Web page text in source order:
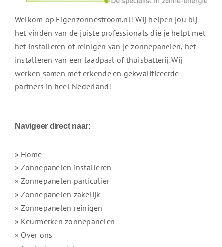
Welkom op Eigenzonnestroom.nl! Wij helpen jou bij
het vinden van de juiste professionals die je helpt met
het installeren of reinigen van je zonnepanelen, het
installeren van een laadpaal of thuisbatterij. Wij
werken samen met erkende en gekwalificeerde
partners in heel Nederland!
Navigeer direct naar:
» Home
» Zonnepanelen installeren
» Zonnepanelen particulier
» Zonnepanelen zakelijk
» Zonnepanelen reinigen
» Keurmerken zonnepanelen
» Over ons